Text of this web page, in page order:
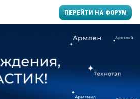
ПЕРЕЙТИ НА ФОРУМ
заводу пластмасс"